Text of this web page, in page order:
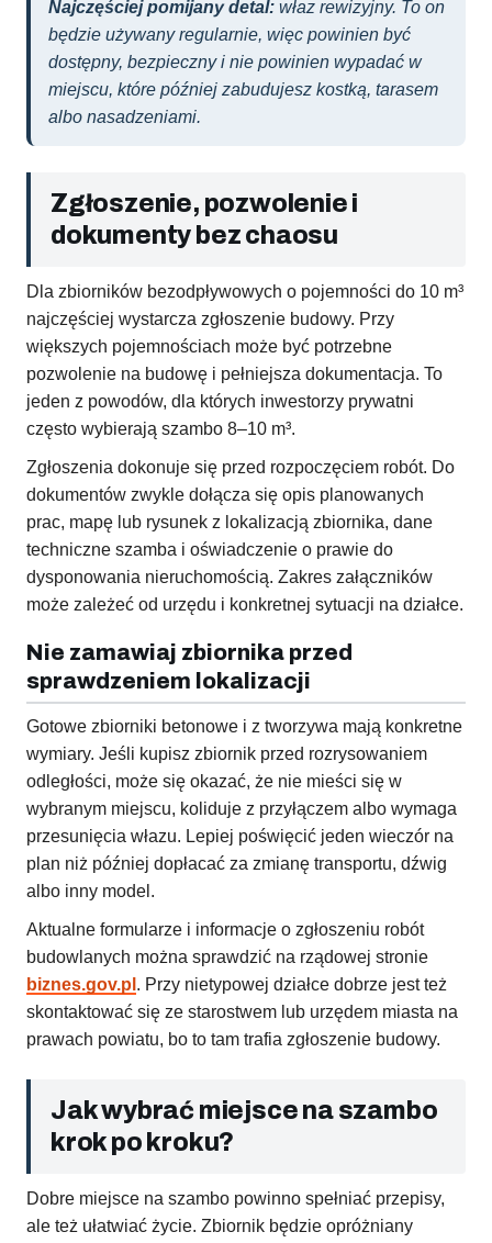
Najczęściej pomijany detal: właz rewizyjny. To on
będzie używany regularnie, więc powinien być
dostępny, bezpieczny i nie powinien wypadać w
miejscu, które później zabudujesz kostką, tarasem
albo nasadzeniami.
Zgłoszenie, pozwolenie i
dokumenty bez chaosu
Dla zbiorników bezodpływowych o pojemności do 10 m³
najczęściej wystarcza zgłoszenie budowy. Przy
większych pojemnościach może być potrzebne
pozwolenie na budowę i pełniejsza dokumentacja. To
jeden z powodów, dla których inwestorzy prywatni
często wybierają szambo 8–10 m³.
Zgłoszenia dokonuje się przed rozpoczęciem robót. Do
dokumentów zwykle dołącza się opis planowanych
prac, mapę lub rysunek z lokalizacją zbiornika, dane
techniczne szamba i oświadczenie o prawie do
dysponowania nieruchomością. Zakres załączników
może zależeć od urzędu i konkretnej sytuacji na działce.
Nie zamawiaj zbiornika przed
sprawdzeniem lokalizacji
Gotowe zbiorniki betonowe i z tworzywa mają konkretne
wymiary. Jeśli kupisz zbiornik przed rozrysowaniem
odległości, może się okazać, że nie mieści się w
wybranym miejscu, koliduje z przyłączem albo wymaga
przesunięcia włazu. Lepiej poświęcić jeden wieczór na
plan niż później dopłacać za zmianę transportu, dźwig
albo inny model.
Aktualne formularze i informacje o zgłoszeniu robót
budowlanych można sprawdzić na rządowej stronie
biznes.gov.pl . Przy nietypowej działce dobrze jest też
skontaktować się ze starostwem lub urzędem miasta na
prawach powiatu, bo to tam trafia zgłoszenie budowy.
Jak wybrać miejsce na szambo
krok po kroku?
Dobre miejsce na szambo powinno spełniać przepisy,
ale też ułatwiać życie. Zbiornik będzie opróżniany